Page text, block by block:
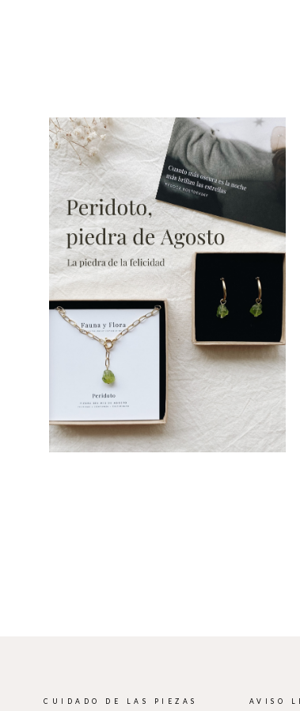
CUIDADO DE LAS PIEZAS AVISO